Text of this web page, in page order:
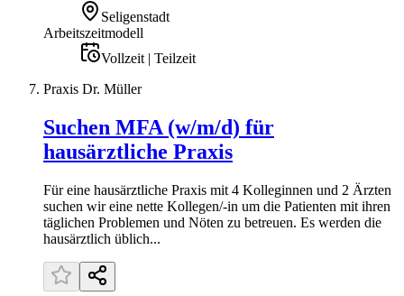
Seligenstadt
Arbeitszeitmodell
Vollzeit | Teilzeit
Praxis Dr. Müller
Suchen MFA (w/m/d) für
hausärztliche Praxis
Für eine hausärztliche Praxis mit 4 Kolleginnen und 2 Ärzten
suchen wir eine nette Kollegen/-in um die Patienten mit ihren
täglichen Problemen und Nöten zu betreuen. Es werden die
hausärztlich üblich...